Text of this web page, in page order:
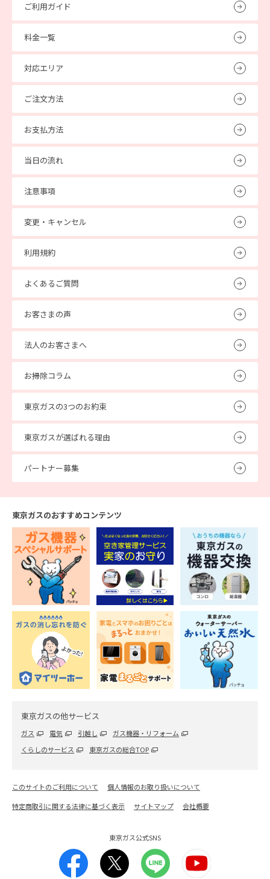
ご利用ガイド
料金一覧
対応エリア
ご注文方法
お支払方法
当日の流れ
注意事項
変更・キャンセル
利用規約
よくあるご質問
お客さまの声
法人のお客さまへ
お掃除コラム
東京ガスの3つのお約束
東京ガスが選ばれる理由
パートナー募集
東京ガスのおすすめコンテンツ
東京ガスの他サービス
ガス 電気 引越し
ガス機器・リフォーム
くらしのサービス
東京ガスの総合TOP
このサイトのご利用について
個人情報のお取り扱いについて
特定商取引に関する法律に基づく表示
サイトマップ 会社概要
東京ガス公式SNS